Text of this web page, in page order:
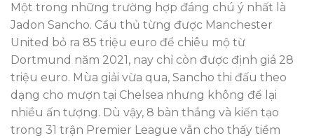
Một trong những trường hợp đáng chú ý nhất là
Jadon Sancho. Cầu thủ từng được Manchester
United bỏ ra 85 triệu euro để chiêu mộ từ
Dortmund năm 2021, nay chỉ còn được định giá 28
triệu euro. Mùa giải vừa qua, Sancho thi đấu theo
dạng cho mượn tại Chelsea nhưng không để lại
nhiều ấn tượng. Dù vậy, 8 bàn thắng và kiến tạo
trong 31 trận Premier League vẫn cho thấy tiềm